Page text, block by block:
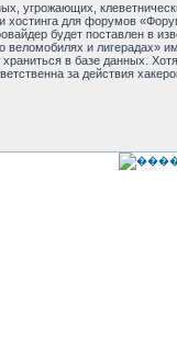
угрожающих,
хостинга для форумов
будет поставлен в
и лигерадах»
в базе данных.
за действия